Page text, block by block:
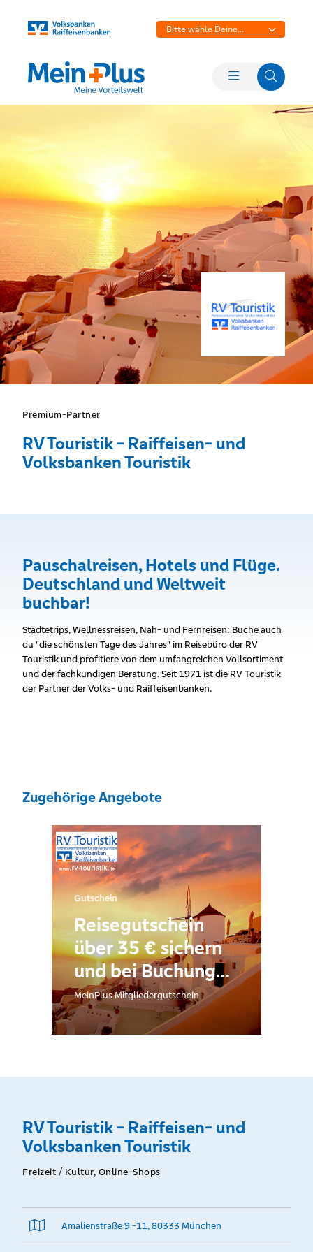
Bitte wähle Deine
Premium-Partner
RV Touristik - Raiffeisen- und
Volksbanken Touristik
Pauschalreisen, Hotels und Flüge.
Deutschland und Weltweit
buchbar!
Städtetrips, Wellnessreisen, Nah- und Fernreisen: Buche auch
du "die schönsten Tage des Jahres" im Reisebüro der RV
Touristik und profitiere von dem umfangreichen Vollsortiment
und der fachkundigen Beratung. Seit 1971 ist die RV Touristik
der Partner der Volks- und Raiffeisenbanken.
Zugehörige Angebote
Gutschein
Reisegutschein
über 35 € sichern
und bei Buchung
einer Reise,
Hotelaufenthalt
oder Flug (gültig
RV Touristik oder
Online einlösen.
MeinPlus Mitgliedergutschein
RV Touristik - Raiffeisen- und
Volksbanken Touristik
Freizeit / Kultur, Online-Shops
Amalienstraße 9 -11, 80333 München